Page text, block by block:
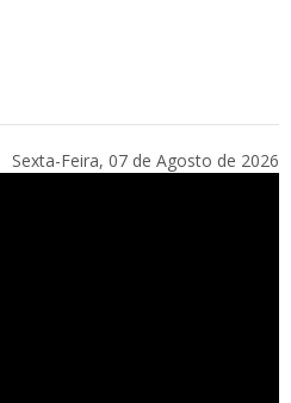
Sexta-Feira, 07 de Agosto de 2026